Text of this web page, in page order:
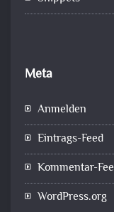
Meta
Anmelden
Eintrags-Feed
Kommentar-
WordPress.org